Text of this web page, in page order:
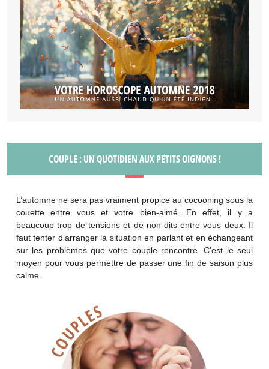
COUPLE : UN QUOTIDIEN AUX PETITS OIGNONS !
L’automne ne sera pas vraiment propice au cocooning sous la
couette entre vous et votre bien-aimé. En effet, il y a
beaucoup trop de tensions et de non-dits entre vous deux. Il
faut tenter d’arranger la situation en parlant et en échangeant
sur les problèmes que votre couple rencontre. C’est le seul
moyen pour vous permettre de passer une fin de saison plus
calme.